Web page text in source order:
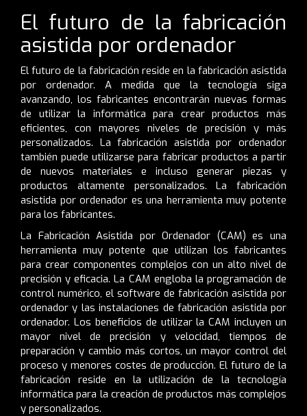
El futuro de la fabricación
asistida por ordenador
El futuro de la fabricación reside en la fabricación asistida
por ordenador. A medida que la tecnología siga
avanzando, los fabricantes encontrarán nuevas formas
de utilizar la informática para crear productos más
eficientes, con mayores niveles de precisión y más
personalizados. La fabricación asistida por ordenador
también puede utilizarse para fabricar productos a partir
de nuevos materiales e incluso generar piezas y
productos altamente personalizados. La fabricación
asistida por ordenador es una herramienta muy potente
para los fabricantes.
La Fabricación Asistida por Ordenador (CAM) es una
herramienta muy potente que utilizan los fabricantes
para crear componentes complejos con un alto nivel de
precisión y eficacia. La CAM engloba la programación de
control numérico, el software de fabricación asistida por
ordenador y las instalaciones de fabricación asistida por
ordenador. Los beneficios de utilizar la CAM incluyen un
mayor nivel de precisión y velocidad, tiempos de
preparación y cambio más cortos, un mayor control del
proceso y menores costes de producción. El futuro de la
fabricación reside en la utilización de la tecnología
informática para la creación de productos más complejos
y personalizados.